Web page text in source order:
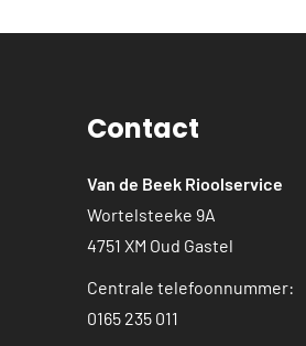
Contact
Van de Beek Rioolservice
Wortelsteeke 9A
4751 XM Oud Gastel
Centrale telefoonnummer:
0165 235 011